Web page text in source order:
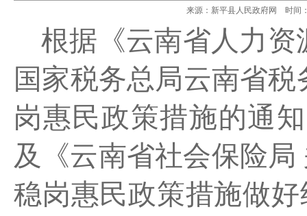
来源：新平县人民政府网 时间
根据《云南省人力资
国家税务总局云南省税
岗惠民政策措施的通
及《云南省社会保险局
稳岗惠民政策措施做